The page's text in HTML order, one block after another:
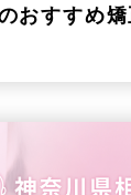
おすすめ